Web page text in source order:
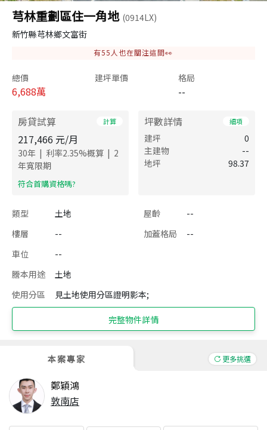
芎林重劃區住一角地 (0914LX)
新竹縣芎林鄉文富街
有55 人也在關注這間👀
總價
6,688萬
建坪單價 格局
--
房貸試算 計算
217,466 元/月
30年 | 利率2.35%概算 | 2
年寬限期
​符合首購資格嗎?
坪數詳情 細項
建坪
0
主建物
--
地坪
98.37
類型 土地 屋齡
--
樓層
-- 加蓋格局
--
車位
--
謄本用途
土地
使用分區
見土地使用分區證明影本;
完整物件詳情
本案專家 更多挑選
鄭穎鴻
敦南店